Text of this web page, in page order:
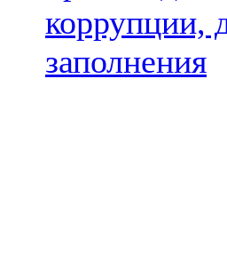
коррупции,
заполнения